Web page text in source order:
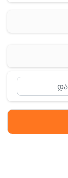
აქსესუარები
Off-Road